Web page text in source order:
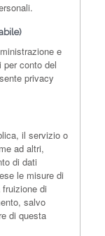
e
conto del
privacy
il servizio o
ad altri,
di dati
le misure di
di
salvo
di questa